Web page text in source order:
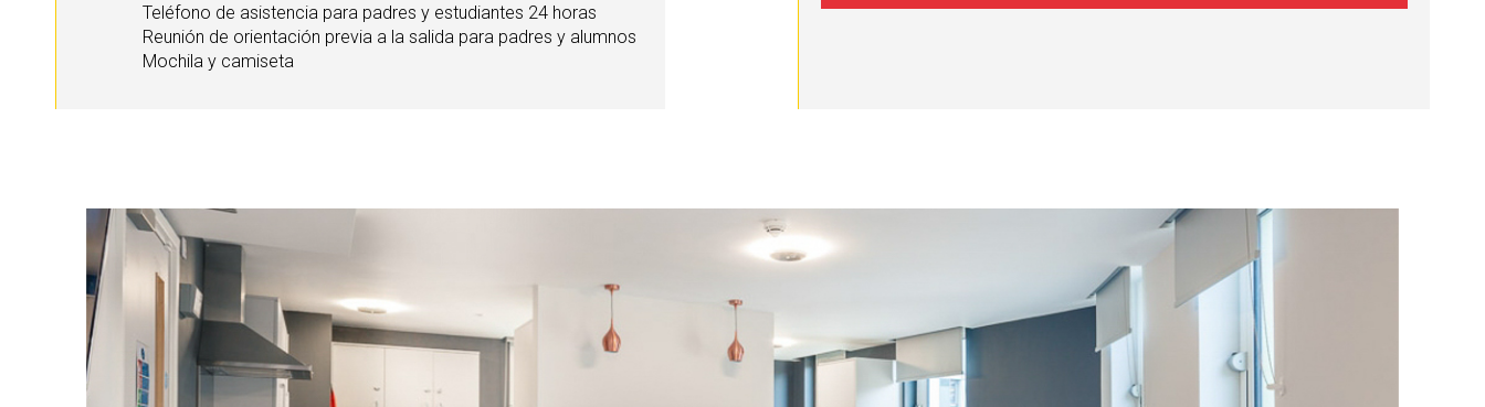
Teléfono de asistencia para padres y estudiantes 24 horas
Reunión de orientación previa a la salida para padres y alumnos
Mochila y camiseta